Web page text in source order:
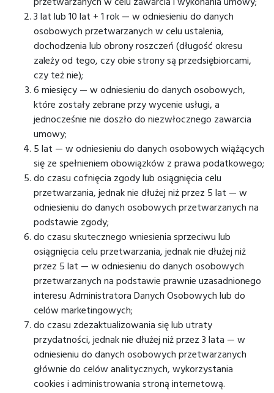
3 lat lub 10 lat + 1 rok — w odniesieniu do danych
osobowych przetwarzanych w celu ustalenia,
dochodzenia lub obrony roszczeń (długość okresu
zależy od tego, czy obie strony są przedsiębiorcami,
czy też nie);
6 miesięcy — w odniesieniu do danych osobowych,
które zostały zebrane przy wycenie usługi, a
jednocześnie nie doszło do niezwłocznego zawarcia
umowy;
5 lat — w odniesieniu do danych osobowych wiążących
się ze spełnieniem obowiązków z prawa podatkowego;
do czasu cofnięcia zgody lub osiągnięcia celu
przetwarzania, jednak nie dłużej niż przez 5 lat — w
odniesieniu do danych osobowych przetwarzanych na
podstawie zgody;
do czasu skutecznego wniesienia sprzeciwu lub
osiągnięcia celu przetwarzania, jednak nie dłużej niż
przez 5 lat — w odniesieniu do danych osobowych
przetwarzanych na podstawie prawnie uzasadnionego
interesu Administratora Danych Osobowych lub do
celów marketingowych;
do czasu zdezaktualizowania się lub utraty
przydatności, jednak nie dłużej niż przez 3 lata — w
odniesieniu do danych osobowych przetwarzanych
głównie do celów analitycznych, wykorzystania
cookies i administrowania stroną internetową.